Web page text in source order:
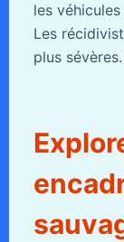
les
Les
plus sévères.